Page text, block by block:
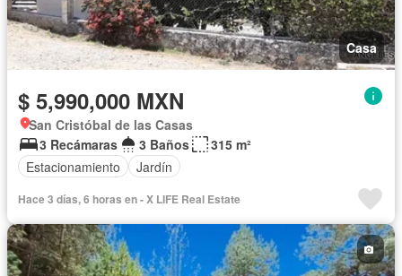
Casa
$ 5,990,000 MXN
San Cristóbal de las Casas
3 Recámaras
3 Baños
315 m²
Estacionamiento
Jardín
Hace 3 días, 6 horas en - X LIFE Real Estate